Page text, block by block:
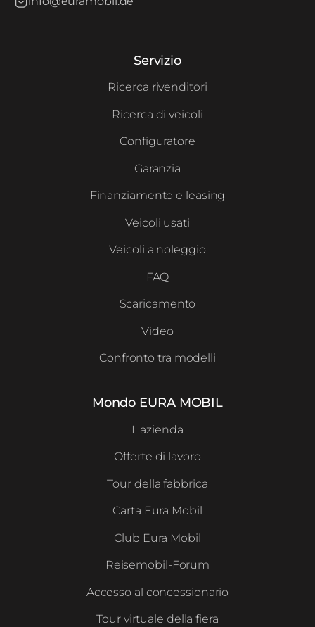
Servizio
Ricerca rivenditori
Ricerca di veicoli
Configuratore
Garanzia
Finanziamento e leasing
Veicoli usati
Veicoli a noleggio
FAQ
Scaricamento
Video
Confronto tra modelli
Mondo EURA MOBIL
L'azienda
Offerte di lavoro
Tour della fabbrica
Carta Eura Mobil
Club Eura Mobil
Reisemobil-Forum
Accesso al concessionario
Tour virtuale della fiera